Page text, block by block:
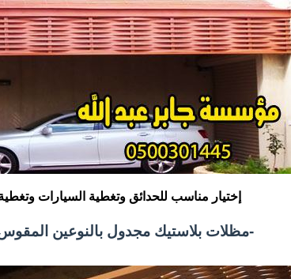
إختيار مناسب للحدائق وتغطية السيارات
‏-مظلات بلاستيك مجدول بالنوعين